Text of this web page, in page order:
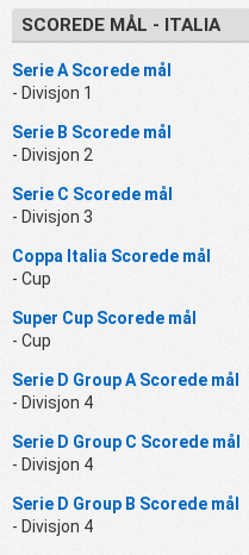
SCOREDE MÅL - ITALIA
Serie A Scorede mål
- Divisjon 1
Serie B Scorede mål
- Divisjon 2
Serie C Scorede mål
- Divisjon 3
Coppa Italia Scorede mål
- Cup
Super Cup Scorede mål
- Cup
Serie D Group A Scorede mål
- Divisjon 4
Serie D Group C Scorede mål
- Divisjon 4
Serie D Group B Scorede mål
- Divisjon 4